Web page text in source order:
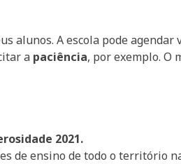
alunos. A escola pode
a paciência, por exemplo. O
2021.
de ensino de todo o território